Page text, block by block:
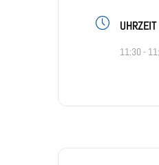
UHRZEIT
11:30 -